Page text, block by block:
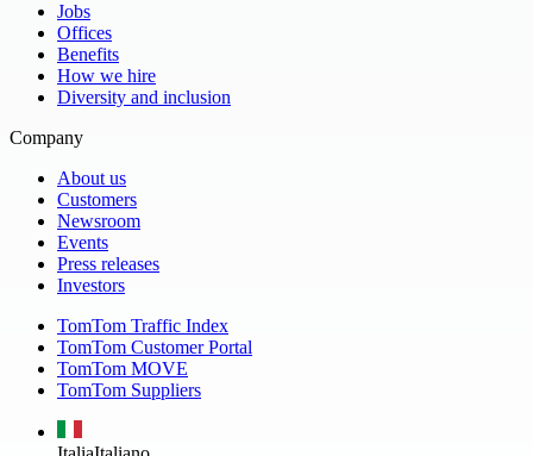
Jobs
Offices
Benefits
How we hire
Diversity and inclusion
Company
About us
Customers
Newsroom
Events
Press releases
Investors
TomTom Traffic Index
TomTom Customer Portal
TomTom MOVE
TomTom Suppliers